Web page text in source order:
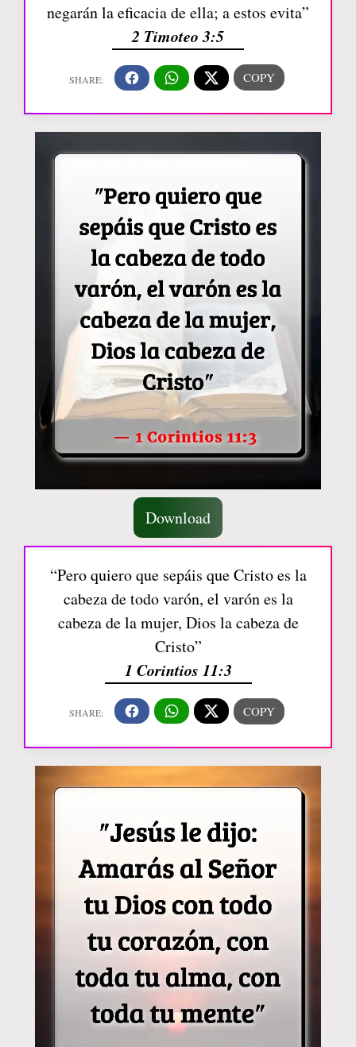
negarán la eficacia de ella; a estos evita”
2 Timoteo 3:5
Download
“Pero quiero que sepáis que Cristo es la
cabeza de todo varón, el varón es la
cabeza de la mujer, Dios la cabeza de
Cristo”
1 Corintios 11:3